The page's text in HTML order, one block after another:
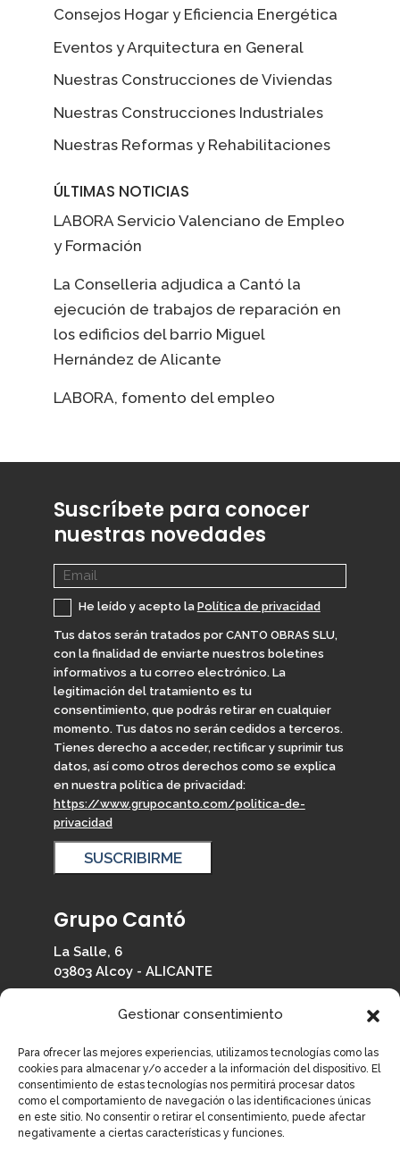
Gestionar consentimiento
Para ofrecer las mejores experiencias, utilizamos tecnologías como las
cookies para almacenar y/o acceder a la información del dispositivo. El
consentimiento de estas tecnologías nos permitirá procesar datos
como el comportamiento de navegación o las identificaciones únicas
en este sitio. No consentir o retirar el consentimiento, puede afectar
negativamente a ciertas características y funciones.
Consejos Hogar y Eficiencia Energética
Eventos y Arquitectura en General
Nuestras Construcciones de Viviendas
Nuestras Construcciones Industriales
Nuestras Reformas y Rehabilitaciones
ÚLTIMAS NOTICIAS
LABORA Servicio Valenciano de Empleo
y Formación
La Conselleria adjudica a Cantó la
ejecución de trabajos de reparación en
los edificios del barrio Miguel
Hernández de Alicante
LABORA, fomento del empleo
Suscríbete para conocer
nuestras novedades
He leído y acepto la Política de privacidad
Tus datos serán tratados por CANTO OBRAS SLU,
con la finalidad de enviarte nuestros boletines
informativos a tu correo electrónico. La
legitimación del tratamiento es tu
consentimiento, que podrás retirar en cualquier
momento. Tus datos no serán cedidos a terceros.
Tienes derecho a acceder, rectificar y suprimir tus
datos, así como otros derechos como se explica
en nuestra política de privacidad:
https://www.grupocanto.com/politica-de-
privacidad
Grupo Cantó
La Salle, 6
03803 Alcoy - ALICANTE
Información